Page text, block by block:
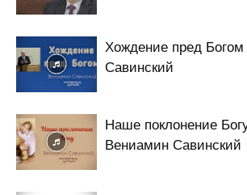
Хождение пред
Савинский
Наше поклонение
Вениамин Савинский